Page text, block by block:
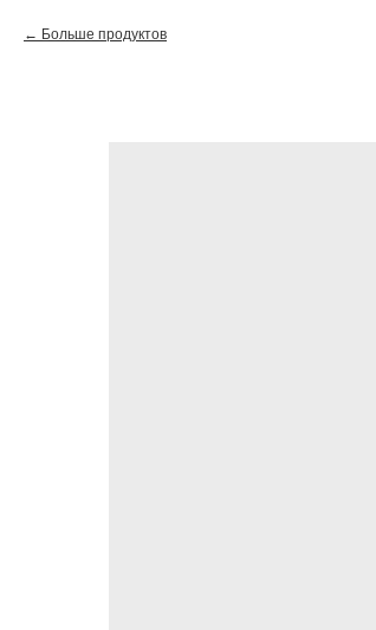
Больше продуктов